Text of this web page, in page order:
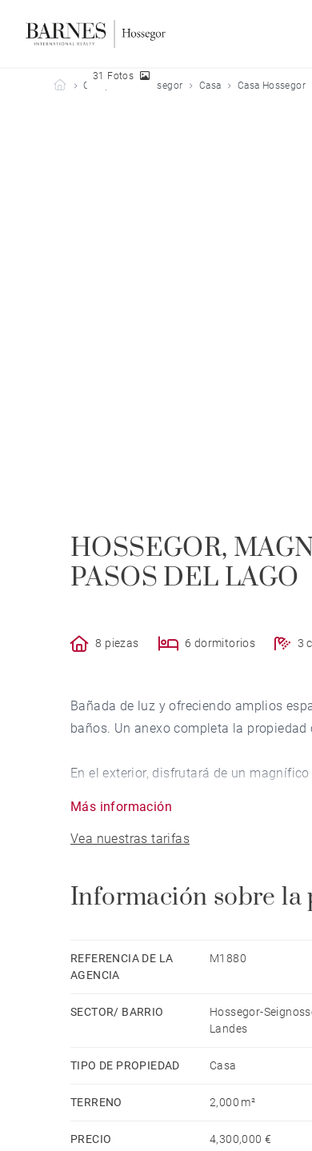
Barnes Hossegor
Comprar Hossegor Casa Casa Hossegor
31 Fotos
HOSSEGOR,
PASOS DEL LAGO
8 piezas 6 dormitorios 3
Bañada de luz y ofreciendo amplios
baños. Un anexo completa la
En el exterior, disfrutará de un
Más información
Vea nuestras tarifas
Información sobre la
REFERENCIA DE LA
AGENCIA
M1880
SECTOR/ BARRIO
Hossegor-
Landes
TIPO DE PROPIEDAD Casa
TERRENO 2,000 m²
PRECIO 4,300,000 €